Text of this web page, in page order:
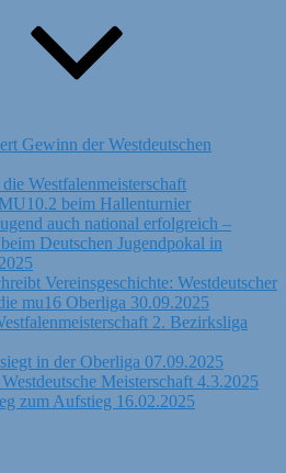
Gewinn der Westdeutschen
Westfalenmeisterschaft
beim Hallenturnier
auch national erfolgreich –
Deutschen Jugendpokal in
Vereinsgeschichte: Westdeutscher
mu16 Oberliga 30.09.2025
2. Bezirksliga
in der Oberliga 07.09.2025
Meisterschaft 4.3.2025
zum Aufstieg 16.02.2025